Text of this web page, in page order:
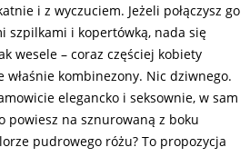
i z wyczuciem. Jeżeli połączysz go
szpilkami i kopertówką, nada się
wesele – coraz częściej kobiety
właśnie kombinezony. Nic dziwnego.
elegancko i seksownie, w sam
powiesz na sznurowaną z boku
pudrowego różu? To propozycja